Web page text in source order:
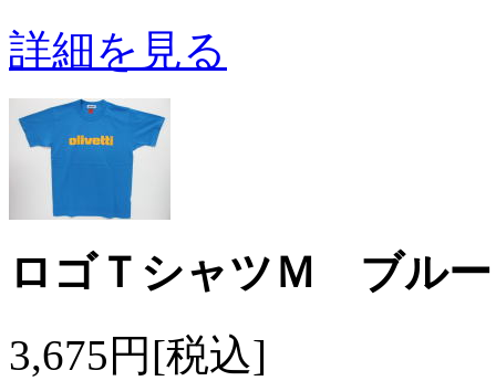
詳細を見る
ロゴＴシャツＭ ブルー
3,675円[税込]